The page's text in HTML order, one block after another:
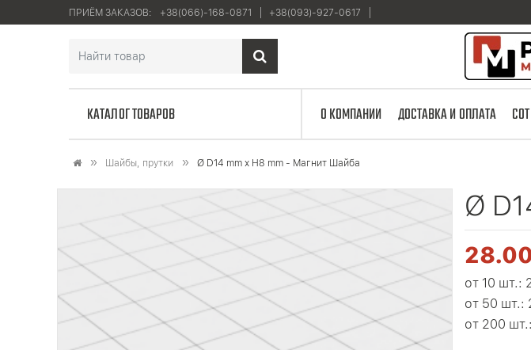
ПРИЁМ ЗАКАЗОВ: +38(066)-168-0871 +38(093)-927-0617
КАТАЛОГ ТОВАРОВ О КОМПАНИИ ДОСТАВКА И ОПЛАТА
Шайбы, прутки Ø D14 mm х H8 mm - Магнит Шайба
Ø
от 10 шт.:
от 50 шт.:
от 200